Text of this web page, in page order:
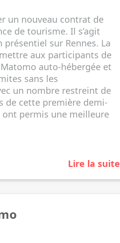
un nouveau contrat de
de tourisme. Il s’agit
sur Rennes. La
aux participants de
auto-hébergée et
sans les
un nombre restreint de
de cette première demi-
permis une meilleure
Lire la suite